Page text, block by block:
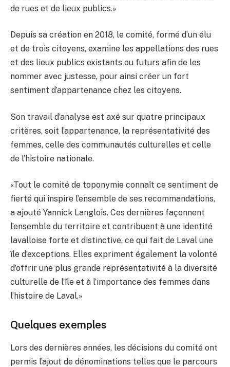
de rues et de lieux publics.»
Depuis sa création en 2018, le comité, formé d’un élu
et de trois citoyens, examine les appellations des rues
et des lieux publics existants ou futurs afin de les
nommer avec justesse, pour ainsi créer un fort
sentiment d’appartenance chez les citoyens.
Son travail d’analyse est axé sur quatre principaux
critères, soit l’appartenance, la représentativité des
femmes, celle des communautés culturelles et celle
de l’histoire nationale.
«Tout le comité de toponymie connaît ce sentiment de
fierté qui inspire l’ensemble de ses recommandations,
a ajouté Yannick Langlois. Ces dernières façonnent
l’ensemble du territoire et contribuent à une identité
lavalloise forte et distinctive, ce qui fait de Laval une
île d’exceptions. Elles expriment également la volonté
d’offrir une plus grande représentativité à la diversité
culturelle de l’île et à l’importance des femmes dans
l’histoire de Laval.»
Quelques exemples
Lors des dernières années, les décisions du comité ont
permis l’ajout de dénominations telles que le parcours